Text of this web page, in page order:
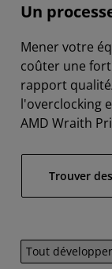
Un
Mener votre
coûter une
rapport
l'overclocking
AMD Wraith
Trouver
Tout développer